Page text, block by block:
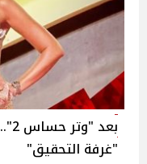
"غرفة التحقيق"